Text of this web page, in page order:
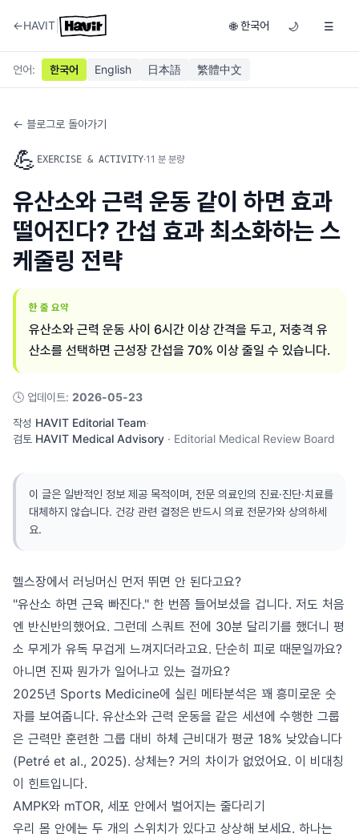
←HAVIT 🌐 한국어 🌙 ☰
언어: 한국어 English 日本語 繁體中文
← 블로그로 돌아가기
💪 EXERCISE & ACTIVITY·11 분 분량
유산소와 근력 운동 같이 하면 효과
떨어진다? 간섭 효과 최소화하는 스
케줄링 전략
한 줄 요약
유산소와 근력 운동 사이 6시간 이상 간격을 두고, 저충격 유
산소를 선택하면 근성장 간섭을 70% 이상 줄일 수 있습니다.
🕓 업데이트: 2026-05-23
작성 HAVIT Editorial Team·
검토 HAVIT Medical Advisory · Editorial Medical Review Board
이 글은 일반적인 정보 제공 목적이며, 전문 의료인의 진료·진단·치료를
대체하지 않습니다. 건강 관련 결정은 반드시 의료 전문가와 상의하세
요.
헬스장에서 러닝머신 먼저 뛰면 안 된다고요?
"유산소 하면 근육 빠진다." 한 번쯤 들어보셨을 겁니다. 저도 처음
엔 반신반의했어요. 그런데 스쿼트 전에 30분 달리기를 했더니 평
소 무게가 유독 무겁게 느껴지더라고요. 단순히 피로 때문일까요?
아니면 진짜 뭔가가 일어나고 있는 걸까요?
2025년 Sports Medicine에 실린 메타분석은 꽤 흥미로운 숫
자를 보여줍니다. 유산소와 근력 운동을 같은 세션에 수행한 그룹
은 근력만 훈련한 그룹 대비 하체 근비대가 평균 18% 낮았습니다
(Petré et al., 2025). 상체는? 거의 차이가 없었어요. 이 비대칭
이 힌트입니다.
AMPK와 mTOR, 세포 안에서 벌어지는 줄다리기
우리 몸 안에는 두 개의 스위치가 있다고 상상해 보세요. 하나는